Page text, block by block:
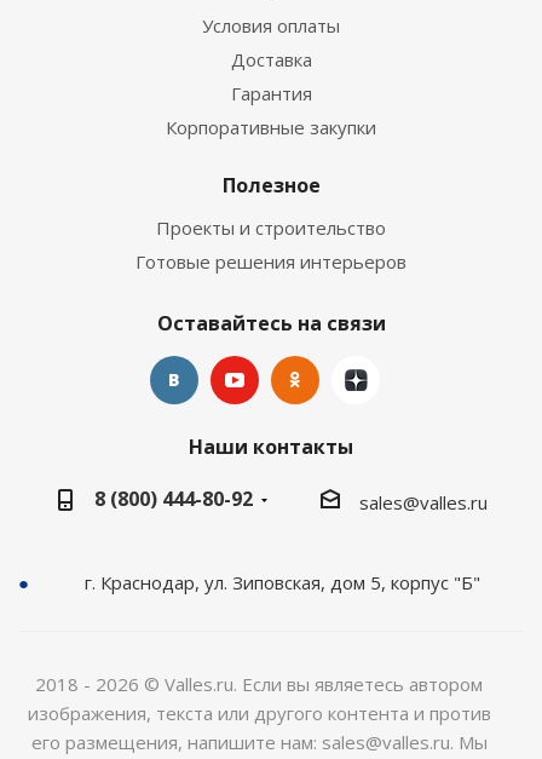
Условия оплаты
Доставка
Гарантия
Корпоративные закупки
Полезное
Проекты и строительство
Готовые решения интерьеров
Оставайтесь на связи
Наши контакты
8 (800) 444-80-92
sales@valles.ru
г. Краснодар, ул. Зиповская, дом 5, корпус "Б"
2018 - 2026 © Valles.ru. Если вы являетесь автором
изображения, текста или другого контента и против
его размещения, напишите нам: sales@valles.ru. Мы